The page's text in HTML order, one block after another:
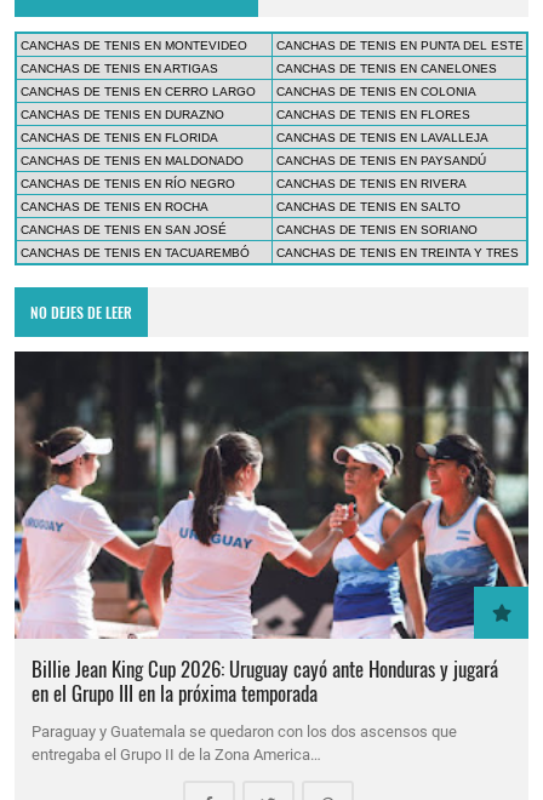
CANCHAS DE TENIS EN MONTEVIDEO
CANCHAS DE TENIS EN PUNTA DEL ESTE
CANCHAS DE TENIS EN ARTIGAS
CANCHAS DE TENIS EN CANELONES
CANCHAS DE TENIS EN CERRO LARGO
CANCHAS DE TENIS EN COLONIA
CANCHAS DE TENIS EN DURAZNO
CANCHAS DE TENIS EN FLORES
CANCHAS DE TENIS EN FLORIDA
CANCHAS DE TENIS EN LAVALLEJA
CANCHAS DE TENIS EN MALDONADO
CANCHAS DE TENIS EN PAYSANDÚ
CANCHAS DE TENIS EN RÍO NEGRO
CANCHAS DE TENIS EN RIVERA
CANCHAS DE TENIS EN ROCHA
CANCHAS DE TENIS EN SALTO
CANCHAS DE TENIS EN SAN JOSÉ
CANCHAS DE TENIS EN SORIANO
CANCHAS DE TENIS EN TACUAREMBÓ
CANCHAS DE TENIS EN TREINTA Y TRES
NO DEJES DE LEER
Billie Jean King Cup 2026: Uruguay cayó ante Honduras y jugará
en el Grupo III en la próxima temporada
Paraguay y Guatemala se quedaron con los dos ascensos que
entregaba el Grupo II de la Zona America…